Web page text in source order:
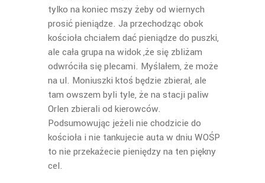
tylko na koniec mszy żeby od wiernych
prosić pieniądze. Ja przechodząc obok
kościoła chciałem dać pieniądze do puszki,
ale cała grupa na widok ,że się zbliżam
odwróciła się plecami. Myślałem, że może
na ul. Moniuszki ktoś będzie zbierał, ale
tam owszem byli tyle, że na stacji paliw
Orlen zbierali od kierowców.
Podsumowując jeżeli nie chodzicie do
kościoła i nie tankujecie auta w dniu WOŚP
to nie przekażecie pieniędzy na ten piękny
cel.